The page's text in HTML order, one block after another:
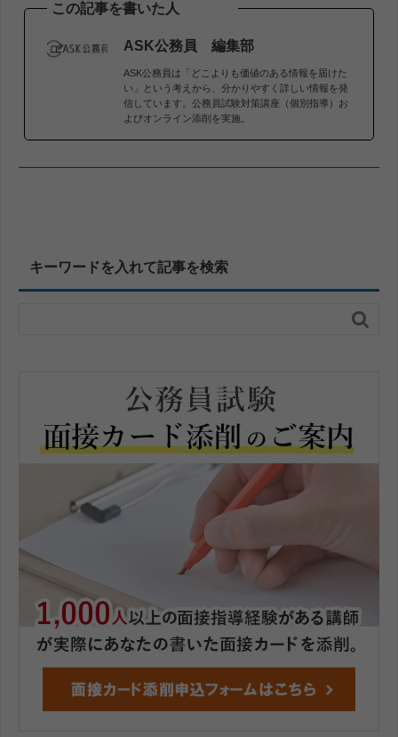
この記事を書いた人
ASK公務員 編集部
ASK公務員は「どこよりも価値のある情報を届けた
い」という考えから、分かりやすく詳しい情報を発
信しています。公務員試験対策講座（個別指導）お
よびオンライン添削を実施。
キーワードを入れて記事を検索
